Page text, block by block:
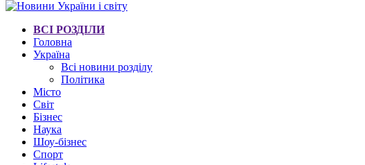
ВСІ РОЗДІЛИ
Головна
Україна
Всі новини розділу
Політика
Місто
Світ
Бізнес
Наука
Шоу-бізнес
Спорт